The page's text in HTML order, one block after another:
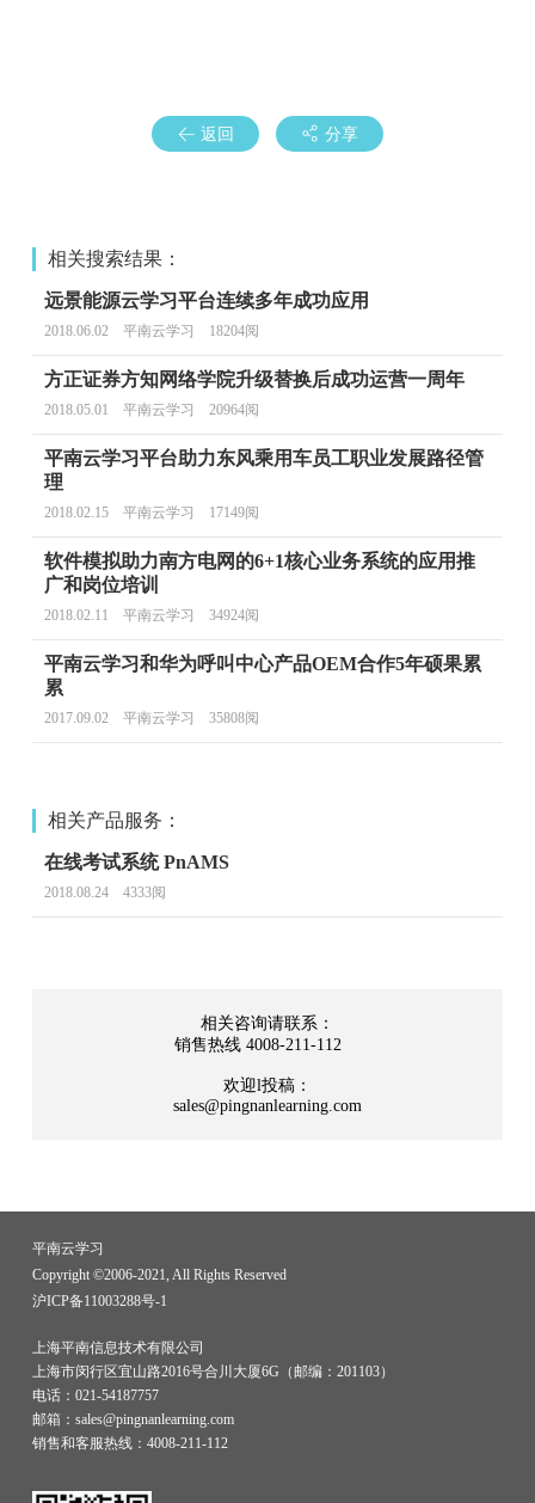
返回 分享
相关搜索结果：
远景能源云学习平台连续多年成功应用
2018.06.02 平南云学习 18204阅
方正证券方知网络学院升级替换后成功运营一周年
2018.05.01 平南云学习 20964阅
平南云学习平台助力东风乘用车员工职业发展路径管
理
2018.02.15 平南云学习 17149阅
软件模拟助力南方电网的6+1核心业务系统的应用推
广和岗位培训
2018.02.11 平南云学习 34924阅
平南云学习和华为呼叫中心产品OEM合作5年硕果累
累
2017.09.02 平南云学习 35808阅
相关产品服务：
在线考试系统 PnAMS
2018.08.24 4333阅
相关咨询请联系：
销售热线 4008-211-112
欢迎l投稿：
sales@pingnanlearning.com
平南云学习
Copyright ©2006-2021, All Rights Reserved
沪ICP备11003288号-1
上海平南信息技术有限公司
上海市闵行区宜山路2016号合川大厦6G（邮编：201103）
电话：021-54187757
邮箱：sales@pingnanlearning.com
销售和客服热线：4008-211-112